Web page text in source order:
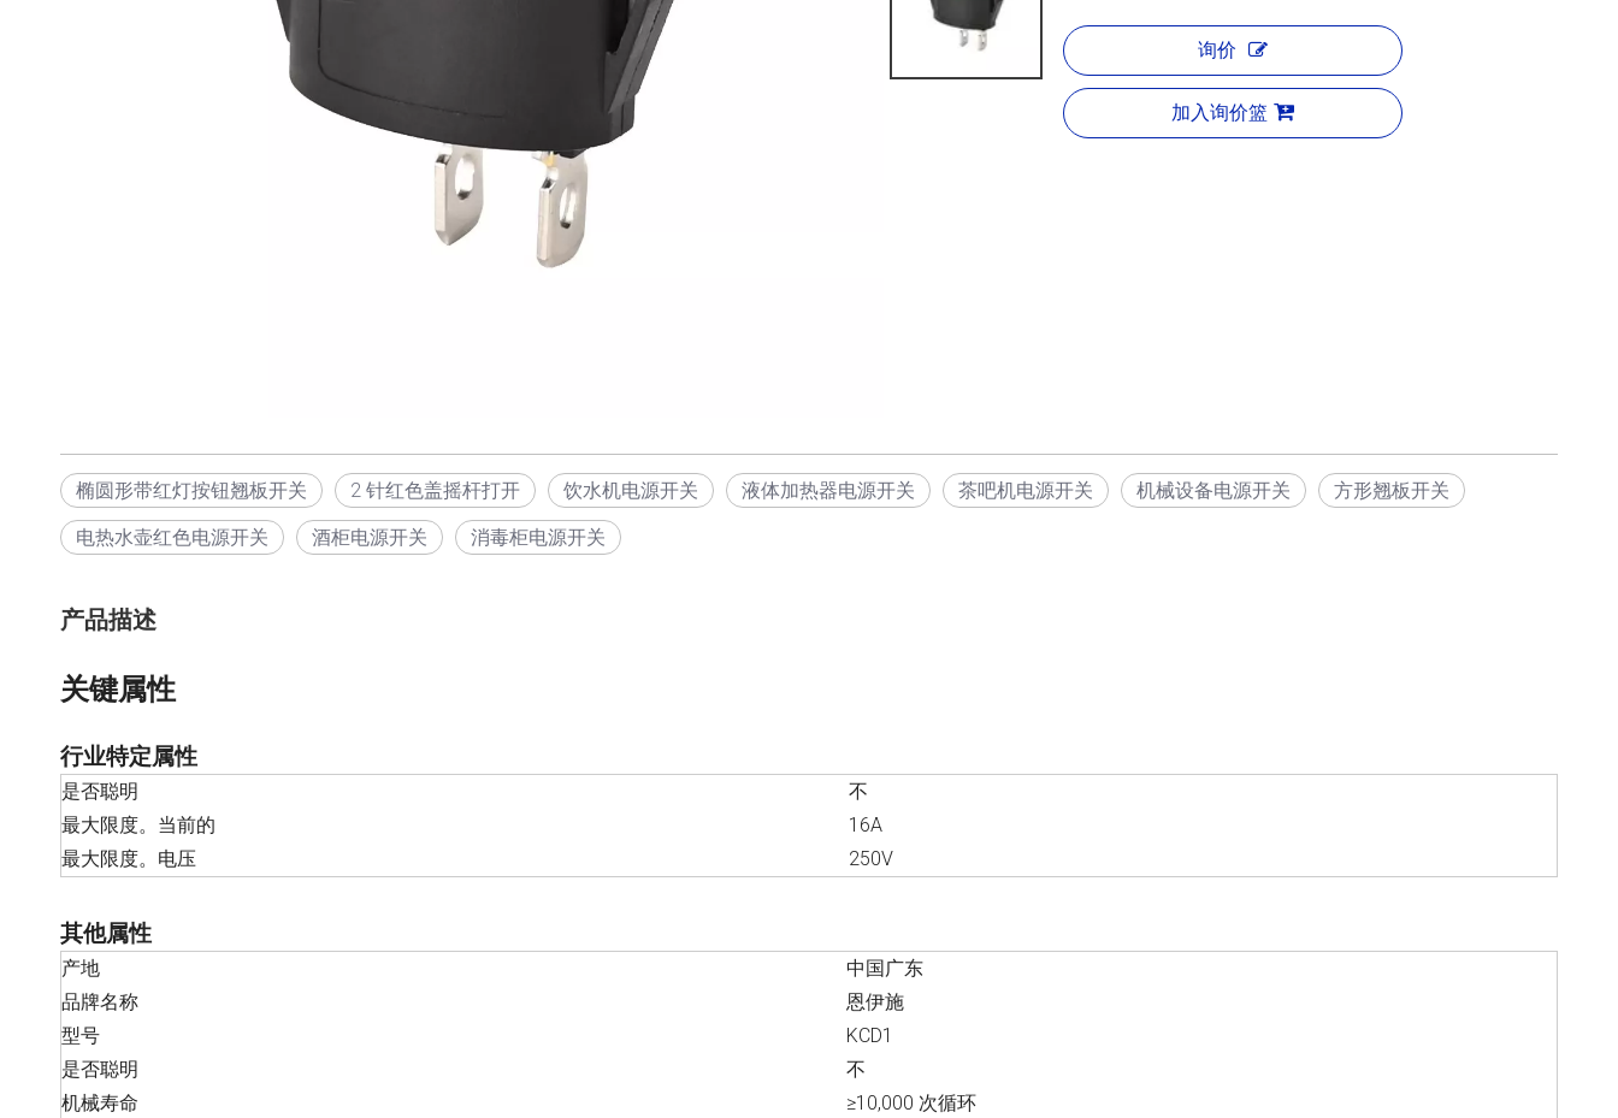
询价
加入询价篮
椭圆形带红灯按钮翘板开关 2 针红色盖摇杆打开 饮水机电源开关 液体加热器电源开关 茶吧机电源开关 机械设备电源开关 方形翘板开关
电热水壶红色电源开关 酒柜电源开关 消毒柜电源开关
产品描述
关键属性
行业特定属性
是否聪明
不
最大限度。当前的
16A
最大限度。电压
250V
其他属性
产地
中国广东
品牌名称
恩伊施
型号
KCD1
是否聪明
不
机械寿命
≥10,000 次循环